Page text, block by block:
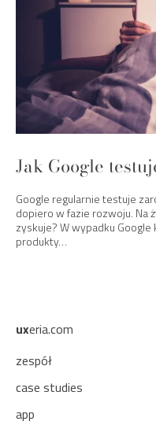
Jak Google
Google regularnie testuje
dopiero w fazie rozwoju. Na
zyskuje? W wypadku Google
produkty…
uxeria.com
zespół
case studies
app